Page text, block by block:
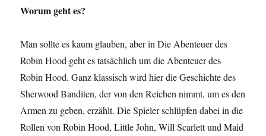
Worum geht es?
Man sollte es kaum glauben, aber in Die Abenteuer des
Robin Hood geht es tatsächlich um die Abenteuer des
Robin Hood. Ganz klassisch wird hier die Geschichte des
Sherwood Banditen, der von den Reichen nimmt, um es den
Armen zu geben, erzählt. Die Spieler schlüpfen dabei in die
Rollen von Robin Hood, Little John, Will Scarlett und Maid